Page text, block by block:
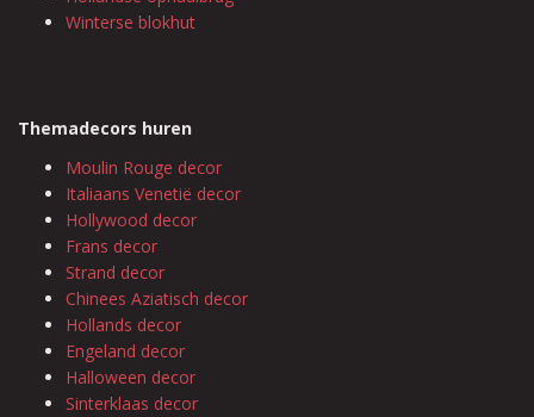
Winterse blokhut
Themadecors huren
Moulin Rouge decor
Italiaans Venetië decor
Hollywood decor
Frans decor
Strand decor
Chinees Aziatisch decor
Hollands decor
Engeland decor
Halloween decor
Sinterklaas decor